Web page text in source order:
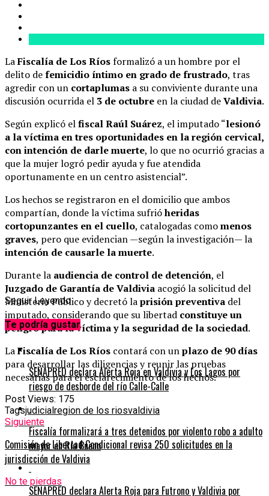
LaFiscalía de Los Ríosformalizó a un hombre por el
delito defemicidio íntimo en grado de frustrado, tras
agredir con un cortaplumas a su conviviente durante una
discusión ocurrida el 3 de octubre en la ciudad deValdivia.
Según explicó elfiscal Raúl Suárez, el imputado “lesionó
a la víctima en tres oportunidades en la región cervical,
con intención de darle muerte, lo que no ocurrió gracias a
que la mujer logró pedir ayuda y fue atendida
oportunamente en un centro asistencial”.
Los hechos se registraron en el domicilio que ambos
compartían, donde la víctima sufrióheridas
cortopunzantes en el cuello, catalogadas comomenos
graves, pero que evidencian —según la investigación— la
intención de causarle la muerte.
Durante la audiencia de control de detención, el
Juzgado de Garantía de Valdivia acogió la solicitud del
Ministerio Público y decretó laprisión preventiva del
imputado, considerando que su libertad constituye un
peligro para la víctima y la seguridad de la sociedad.
LaFiscalía de Los Ríos contará con unplazo de 90 días
para desarrollar las diligencias y reunir las pruebas
necesarias para el esclarecimiento de los hechos.
Post Views: 175
Tagsjudicialregion de los riosvaldivia
Siguiente
Comisión de Libertad Condicional revisa 250 solicitudes en la
jurisdicción de Valdivia
No te pierdas
Seguir Leyendo
Te podría gustar
SENAPRED declara Alerta Roja en Valdivia y Los Lagos por
riesgo de desborde del río Calle-Calle
Fiscalía formalizará a tres detenidos por violento robo a adulto
mayor en Río Bueno
SENAPRED declara Alerta Roja para Futrono y Valdivia por